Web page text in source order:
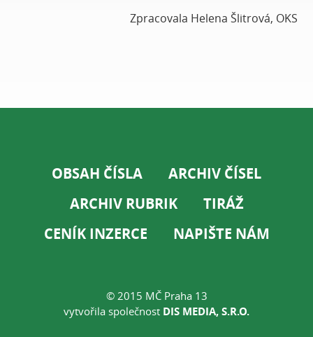
Zpracovala Helena Šlitrová, OKS
OBSAH ČÍSLA
ARCHIV ČÍSEL
ARCHIV RUBRIK
TIRÁŽ
CENÍK INZERCE
NAPIŠTE NÁM
© 2015 MČ Praha 13
vytvořila společnost DIS MEDIA, S.R.O.